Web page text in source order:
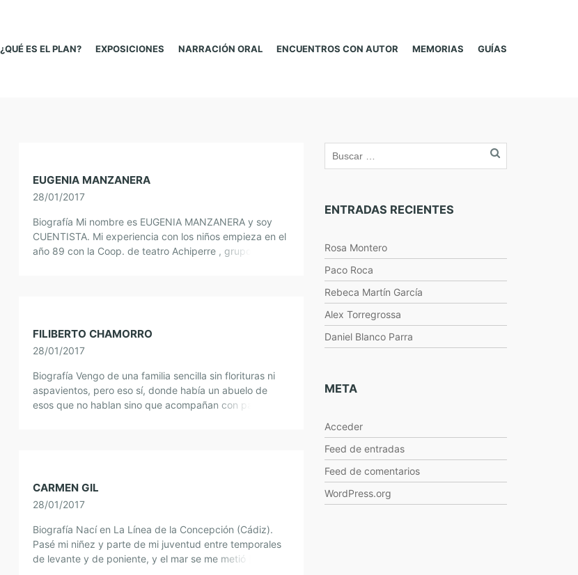
¿QUÉ ES EL PLAN? EXPOSICIONES NARRACIÓN ORAL ENCUENTROS CON AUTOR MEMORIAS GUÍAS
EUGENIA MANZANERA
28/01/2017
Biografía Mi nombre es EUGENIA MANZANERA y soy
CUENTISTA. Mi experiencia con los niños empieza en el
año 89 con la Coop. de teatro Achiperre , grupo que se
FILIBERTO CHAMORRO
28/01/2017
Biografía Vengo de una familia sencilla sin florituras ni
aspavientos, pero eso sí, donde había un abuelo de
esos que no hablan sino que acompañan con palabras…
CARMEN GIL
28/01/2017
Biografía Nací en La Línea de la Concepción (Cádiz).
Pasé mi niñez y parte de mi juventud entre temporales
de levante y de poniente, y el mar se me metió […]
ENTRADAS RECIENTES
Rosa Montero
Paco Roca
Rebeca Martín García
Alex Torregrossa
Daniel Blanco Parra
META
Acceder
Feed de entradas
Feed de comentarios
WordPress.org